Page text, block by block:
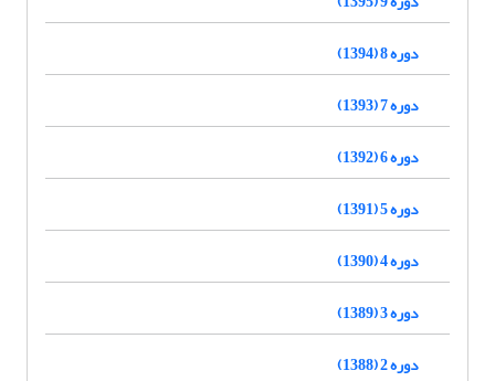
دوره 8 (1394)
دوره 7 (1393)
دوره 6 (1392)
دوره 5 (1391)
دوره 4 (1390)
دوره 3 (1389)
دوره 2 (1388)